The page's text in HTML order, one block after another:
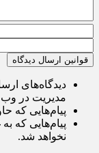
قوانین ارسال دیدگاه
دیدگاه‌های
مدیریت در
پیام‌هایی که
پیام‌هایی که
نخواهد شد.